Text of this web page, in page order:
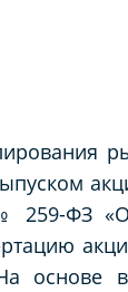
259-ФЗ
основе